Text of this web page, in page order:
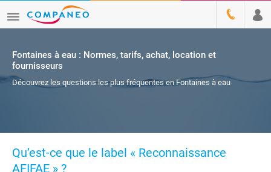
Fontaines à eau : Normes, tarifs, achat, location et
fournisseurs
Découvrez les questions les plus fréquentes en Fontaines à eau
Qu’est-ce que le label « Reconnaissance
AFIFAE » ?